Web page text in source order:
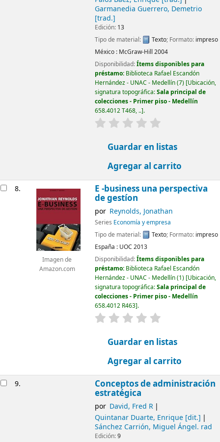
Garmanedia Guerrero, Demetrio
[trad.]
Edición: 13
Tipo de material:
Texto; Formato: impreso
México : McGraw-Hill 2004
Disponibilidad:Ítems disponibles para
préstamo: Biblioteca Rafael Escandón
Hernández - UNAC - Medellín(7) Ubicación,
signatura topográfica:Sala principal de
colecciones - Primer piso - Medellín
658.4012 T468, .. .
valoración
Guardar en listas
Agregar al carrito
8.
Imagen de
Amazon.com
E -business una perspectiva
de gestíon
por Reynolds, Jonathan
Series Economía y empresa
Tipo de material:
Texto; Formato: impreso
España : UOC 2013
Disponibilidad:Ítems disponibles para
préstamo: Biblioteca Rafael Escandón
Hernández - UNAC - Medellín(1) Ubicación,
signatura topográfica:Sala principal de
colecciones - Primer piso - Medellín
658.4012 R463 .
valoración
Guardar en listas
Agregar al carrito
9. Conceptos de administración
estratégica
por David, Fred R
Quintanar Duarte, Enrique[dit.]
Sánchez Carrión, Miguel Ángel. rad
Edición:9